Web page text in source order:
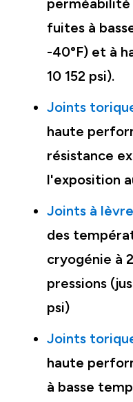
perméabilité
fuites à
-40°F) et à
10 152 psi).
Joints
haute
résistance
l'exposition
Joints à
des
cryogénie à
pressions
psi)
Joints
haute
à basse